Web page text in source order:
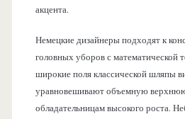
акцента.
Немецкие дизайнеры подходят к
головных уборов с математической
широкие поля классической шляпы
уравновешивают объемную
обладательницам высокого роста.